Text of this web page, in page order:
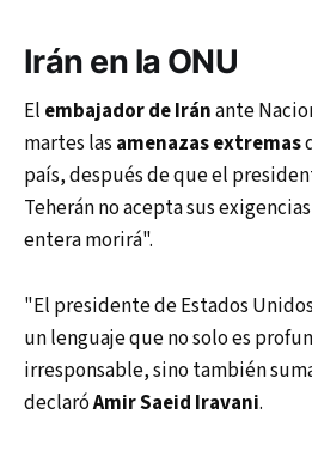
Irán en la ONU
El embajador de Iránante
martes las amenazas extremas
país, después de que el
Teherán no acepta sus
entera morirá".
"El presidente de Estados
un lenguaje que no solo es
irresponsable, sino también
declaróAmir Saeid Iravani.